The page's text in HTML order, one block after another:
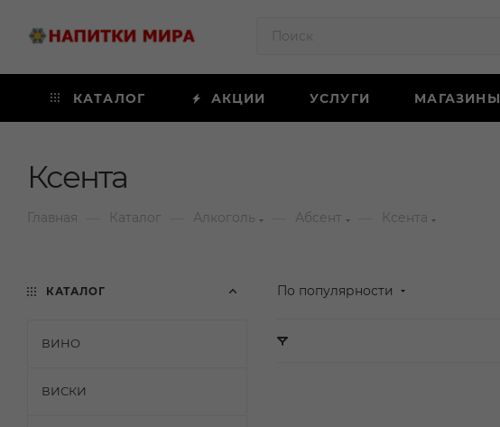
КАТАЛОГ АКЦИИ УСЛУГИ МАГАЗИНЫ
Ксента
Главная Каталог Алкоголь Абсент Ксента
По популярности
КАТАЛОГ
ВИНО
ВИСКИ